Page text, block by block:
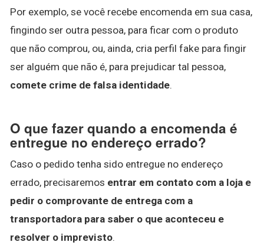
Por exemplo, se você recebe encomenda em sua casa,
fingindo ser outra pessoa, para ficar com o produto
que não comprou, ou, ainda, cria perfil fake para fingir
ser alguém que não é, para prejudicar tal pessoa,
comete crime de falsa identidade.
O que fazer quando a encomenda é
entregue no endereço errado?
Caso o pedido tenha sido entregue no endereço
errado, precisaremos entrar em contato com a loja e
pedir o comprovante de entrega com a
transportadora para saber o que aconteceu e
resolver o imprevisto.